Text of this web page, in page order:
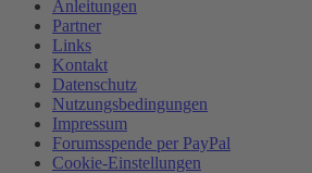
Anleitungen
Partner
Links
Kontakt
Datenschutz
Nutzungsbedingungen
Impressum
Forumsspende per PayPal
Cookie-Einstellungen